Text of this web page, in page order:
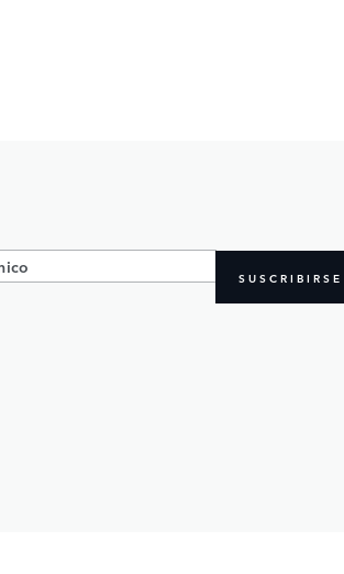
SUSCRIBIRSE